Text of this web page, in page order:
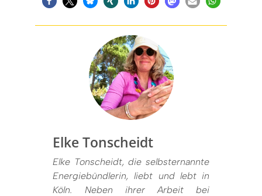
Elke Tonscheidt
Elke Tonscheidt, die selbsternannte
Energiebündlerin, liebt und lebt in
Köln. Neben ihrer Arbeit bei